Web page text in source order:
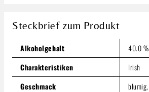
35,19 €
Preise inkl. MwSt. zzgl. Versandkosten
Produkt Anzahl: Gib denIn den
Steckbrief zum Produkt
Alkoholgehalt
40.0 %
Charakteristiken
Irish
Geschmack